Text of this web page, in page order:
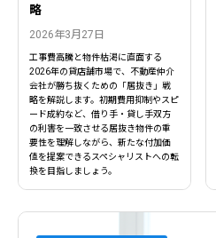
略
2026年3月27日
工事費高騰と物件枯渇に直面する
2026年の貸店舗市場で、不動産仲介
会社が勝ち抜くための「居抜き」戦
略を解説します。初期費用抑制やスピ
ード成約など、借り手・貸し手双方
の利害を一致させる居抜き物件の重
要性を理解しながら、新たな付加価
値を提案できるスペシャリストへの転
換を目指しましょう。